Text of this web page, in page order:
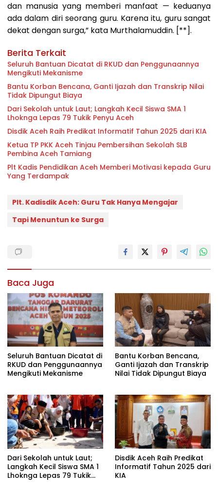
dan manusia yang memberi manfaat — keduanya
ada dalam diri seorang guru. Karena itu, guru sangat
dekat dengan surga,” kata Murthalamuddin. [**].
Berita Terkait
Seluruh Bantuan Dicatat di RKUD dan Penggunaannya
Mengikuti Mekanisme
Bantu Korban Bencana, Ganti Ijazah dan Transkrip Nilai
Tidak Dipungut Biaya
Dari Sekolah untuk Laut; Langkah Kecil Siswa SMA 1
Lhoknga Lepas 79 Tukik Penyu Aceh
Disdik Aceh Raih Predikat Informatif Tahun 2025 dari KIA
Ketua TP PKK Aceh Tinjau Pembersihan Sekolah SLB
Pembina Aceh Tamiang
Plt Kadis Pendidikan Aceh Memberi Motivasi kepada Guru
Yang Terdampak
Plt. Kadisdik Aceh: Guru Tak Hanya Mengajar
Tapi Menuntun ke Surga
Baca Juga
Seluruh Bantuan Dicatat di
RKUD dan Penggunaannya
Mengikuti Mekanisme
Bantu Korban Bencana,
Ganti Ijazah dan Transkrip
Nilai Tidak Dipungut Biaya
Dari Sekolah untuk Laut;
Langkah Kecil Siswa SMA 1
Lhoknga Lepas 79 Tukik
Disdik Aceh Raih Predikat
Informatif Tahun 2025 dari
KIA